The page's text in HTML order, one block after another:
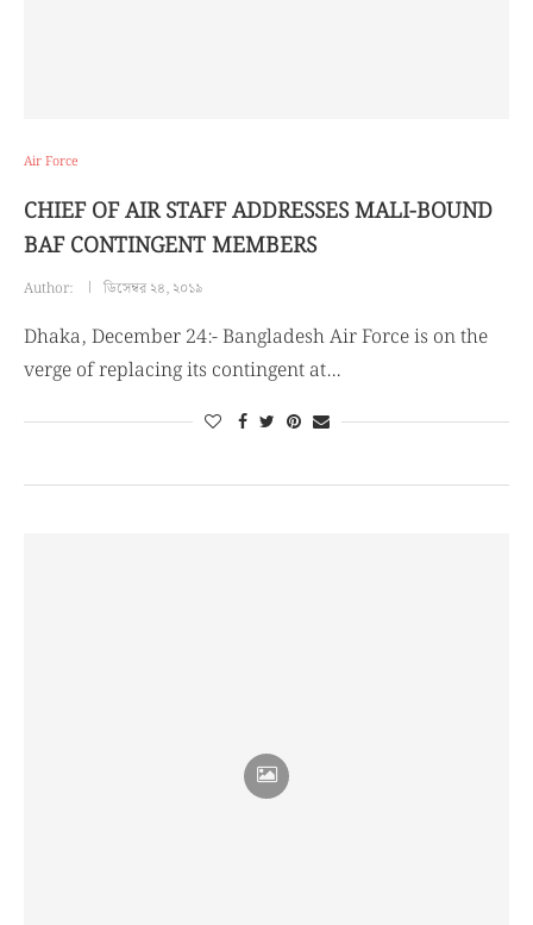
Air Force
CHIEF OF AIR STAFF ADDRESSES MALI-BOUND
BAF CONTINGENT MEMBERS
Author: ডিসেম্বর ২৪, ২০১৯
Dhaka, December 24:- Bangladesh Air Force is on the
verge of replacing its contingent at…